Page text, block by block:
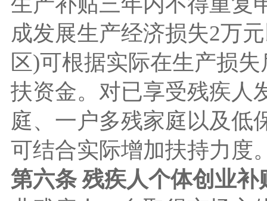
成发展生产经济损失2万
区)可根据实际在生产损
扶资金。对已享受残疾人
庭、一户多残家庭以及低
可结合实际增加扶持力度
第六条 残疾人个体创业补